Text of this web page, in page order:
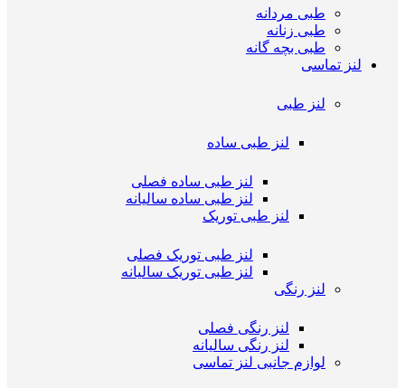
طبی مردانه
طبی زنانه
طبی بچه گانه
لنز تماسی
لنز طبی
لنز طبی ساده
لنز طبی ساده فصلی
لنز طبی ساده سالیانه
لنز طبی توریک
لنز طبی توریک فصلی
لنز طبی توریک سالیانه
لنز رنگی
لنز رنگی فصلی
لنز رنگی سالیانه
لوازم جانبی لنز تماسی